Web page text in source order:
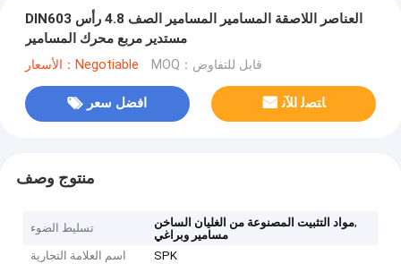
DIN603 العناصر اللاصقة المسامير المسامير الصف 4.8 رأس
مستدير مربع محرك المسامير
الأسعار：Negotiable MOQ：قابل للتفاوض
افضل سعر ﺎﺘﺼﻟ ﺍﻶﻧ
منتوج وصف
تسليط الضوء مواد التثبيت المصنوعة من الغليان الساخن,
مسامير وبراغي
اسم العلامة التجارية
SPK